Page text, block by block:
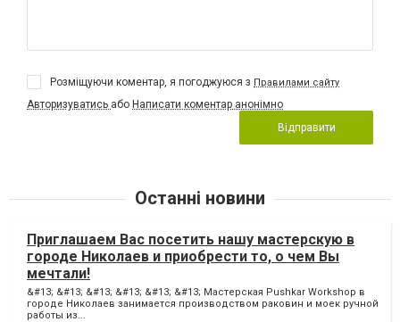
Розміщуючи коментар, я погоджуюся з Правилами сайту
Авторизуватись або Написати коментар анонімно
Відправити
Останні новини
Приглашаем Вас посетить нашу мастерскую в
городе Николаев и приобрести то, о чем Вы
мечтали!
&#13; &#13; &#13; &#13; &#13; &#13; Мастерская Pushkar Workshop в
городе Николаев занимается производством раковин и моек ручной
работы из...